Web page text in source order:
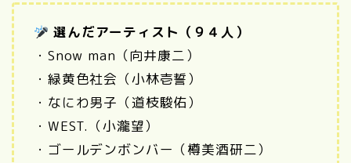
選んだアーティスト（９４人）
・Snow man（向井康二）
・緑黄色社会（小林壱誓）
・なにわ男子（道枝駿佑）
・WEST.（小瀧望）
・ゴールデンボンバー（樽美酒研二）